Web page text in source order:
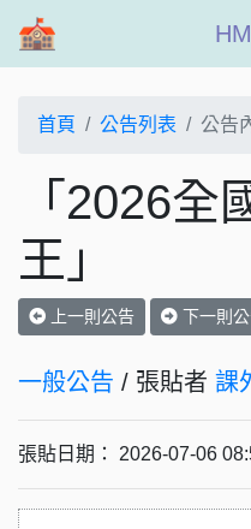
首頁 公告列表 公告
「2026全
王」
上一則公告 下一則
一般公告 / 張貼者 課
張貼日期： 2026-07-06